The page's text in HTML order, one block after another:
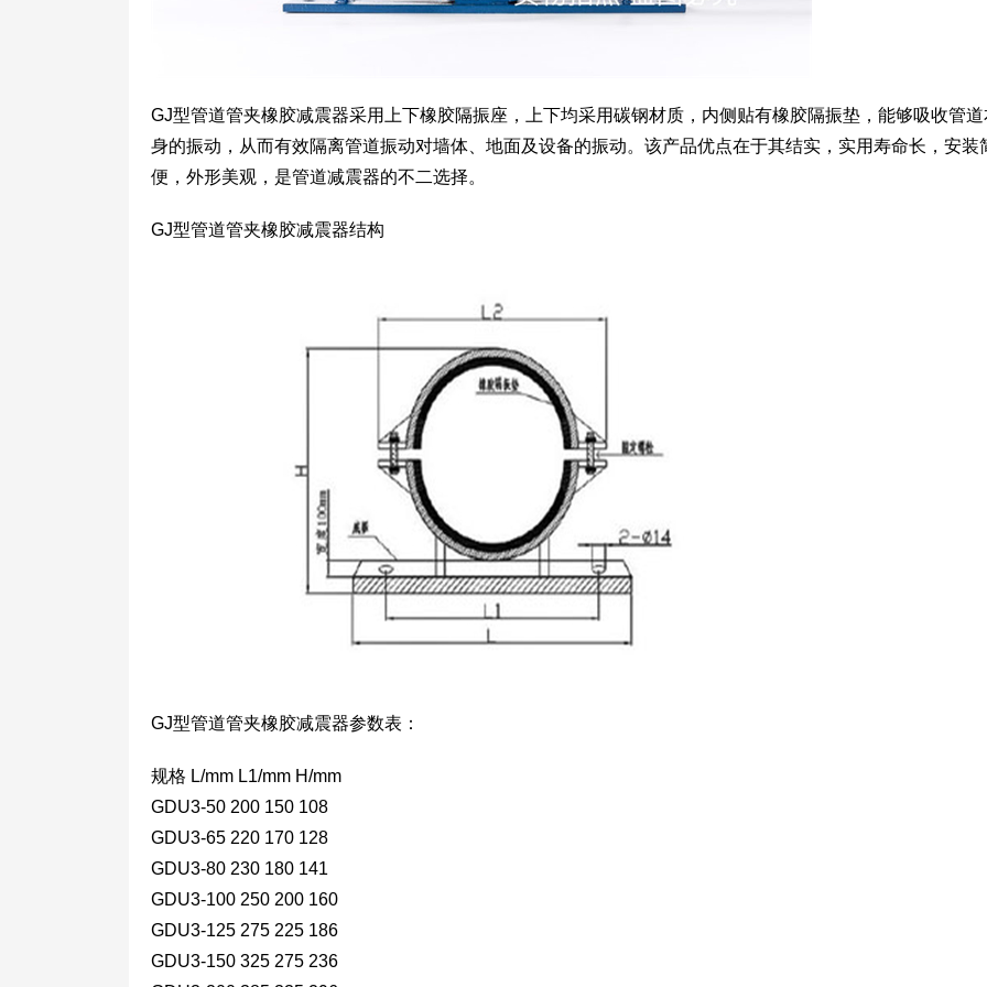
GJ型管道管夹橡胶减震器采用上下橡胶隔振座，上下均采用碳钢材质，内侧贴有橡胶隔振垫，能够吸收管道
身的振动，从而有效隔离管道振动对墙体、地面及设备的振动。该产品优点在于其结实，实用寿命长，安装
便，外形美观，是管道减震器的不二选择。
GJ型管道管夹橡胶减震器结构
GJ型管道管夹橡胶减震器参数表：
规格 L/mm L1/mm H/mm
GDU3-50 200 150 108
GDU3-65 220 170 128
GDU3-80 230 180 141
GDU3-100 250 200 160
GDU3-125 275 225 186
GDU3-150 325 275 236